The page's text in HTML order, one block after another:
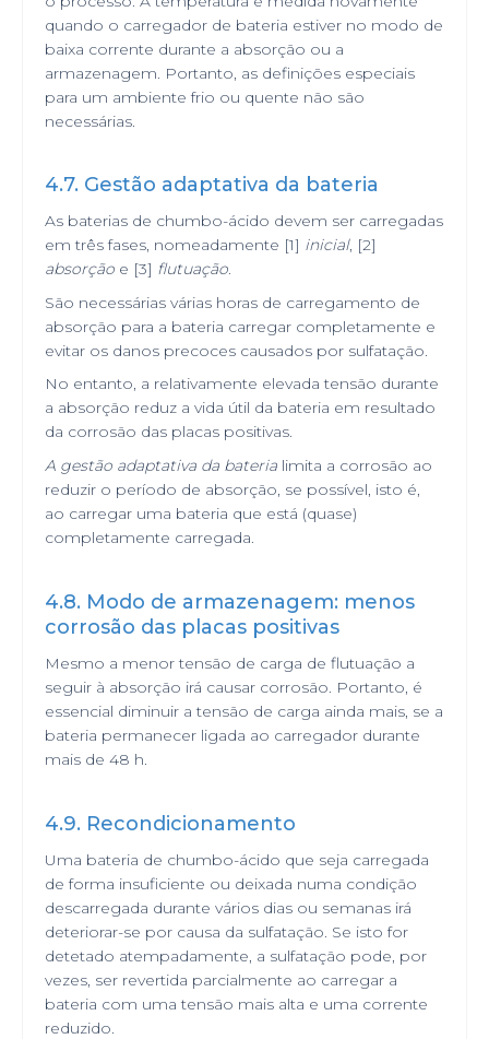
quando o carregador de bateria estiver no modo de
baixa corrente durante a absorção ou a
armazenagem. Portanto, as definições especiais
para um ambiente frio ou quente não são
necessárias.
4.7. Gestão adaptativa da bateria
As baterias de chumbo-ácido devem ser carregadas
em três fases, nomeadamente [1] inicial, [2]
absorçãoe [3] flutuação.
São necessárias várias horas de carregamento de
absorção para a bateria carregar completamente e
evitar os danos precoces causados por sulfatação.
No entanto, a relativamente elevada tensão durante
a absorção reduz a vida útil da bateria em resultado
da corrosão das placas positivas.
A gestão adaptativa da bateria limita a corrosão ao
reduzir o período de absorção, se possível, isto é,
ao carregar uma bateria que está (quase)
completamente carregada.
4.8. Modo de armazenagem: menos
corrosão das placas positivas
Mesmo a menor tensão de carga de flutuação a
seguir à absorção irá causar corrosão. Portanto, é
essencial diminuir a tensão de carga ainda mais, se a
bateria permanecer ligada ao carregador durante
mais de 48 h.
4.9. Recondicionamento
Uma bateria de chumbo-ácido que seja carregada
de forma insuficiente ou deixada numa condição
descarregada durante vários dias ou semanas irá
deteriorar-se por causa da sulfatação. Se isto for
detetado atempadamente, a sulfatação pode, por
vezes, ser revertida parcialmente ao carregar a
bateria com uma tensão mais alta e uma corrente
reduzido.